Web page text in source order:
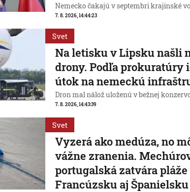
Nemecko čakajú v septembri krajinské
7. 8. 2026, 14:44:23
Svet
Na letisku v Lipsku našli
drony. Podľa prokuratúry
útok na nemeckú
Dron mal nálož uloženú v bežnej
7. 8. 2026, 14:43:39
Svet
Vyzerá ako medúza, no
vážne zranenia.
portugalská zatvára pláže
Francúzsku aj Španielsku